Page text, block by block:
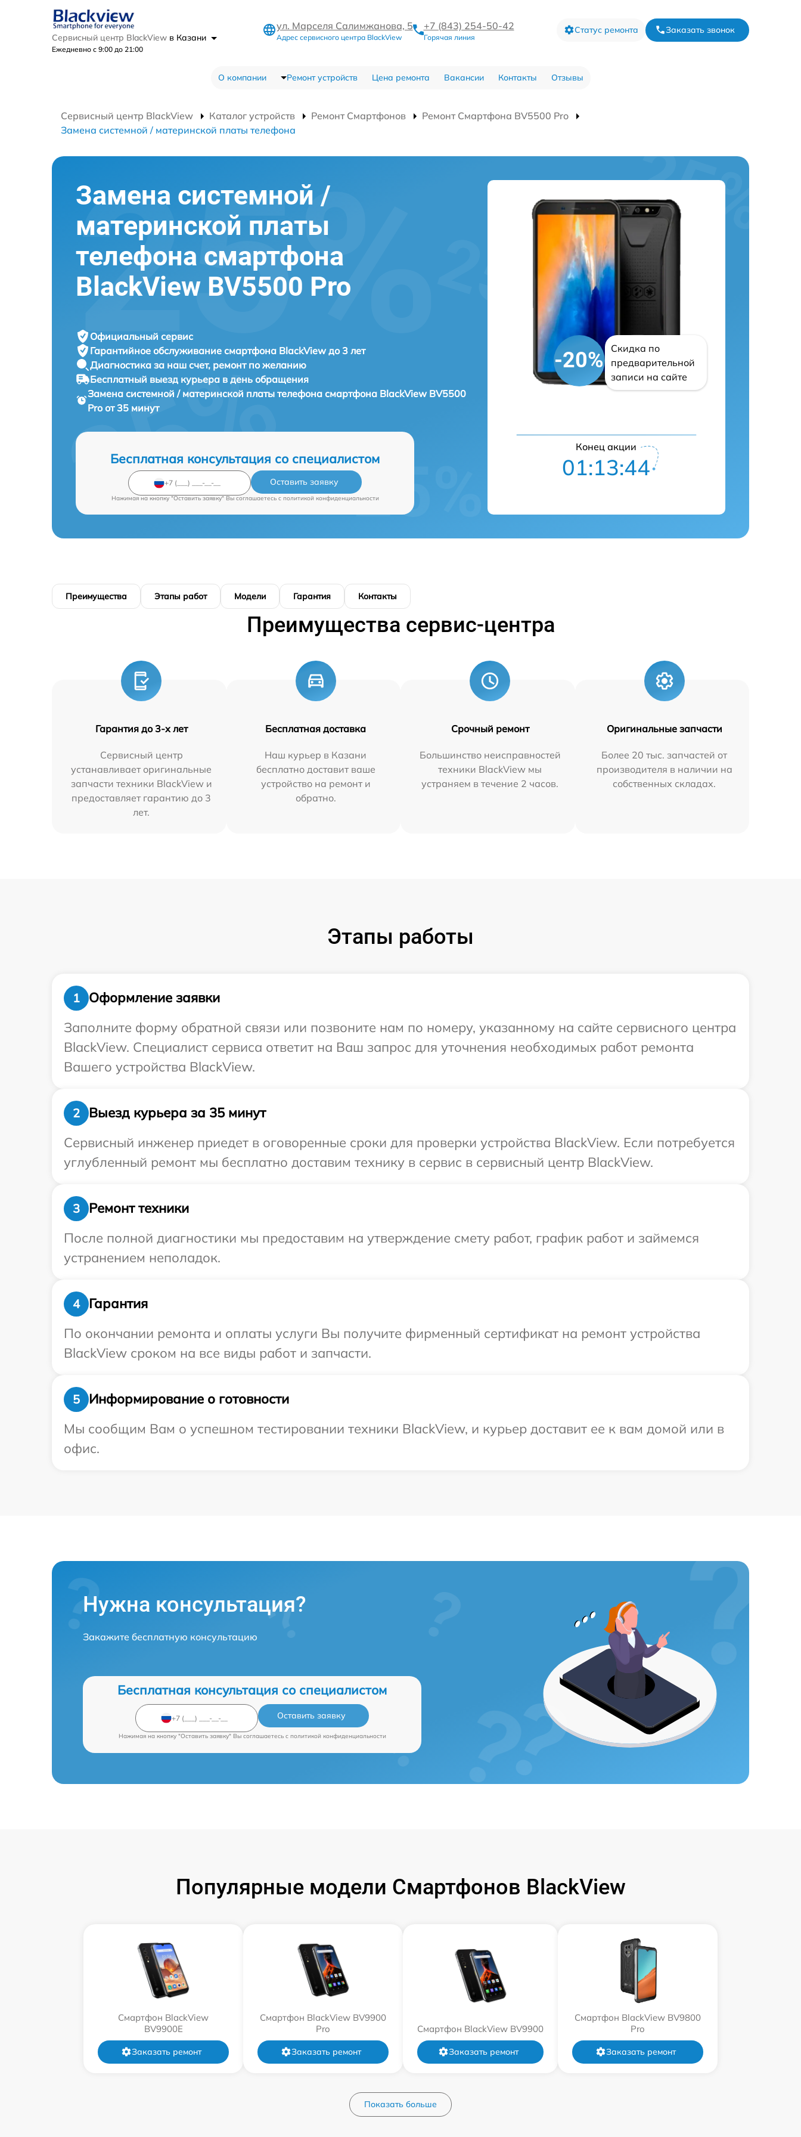
Сервисный центр BlackView в Казани
Ежедневно с 9:00 до 21:00
ул. Марселя Салимжанова, 5
Адрес сервисного центра BlackView
+7 (843) 254-50-42
Горячая линия
Статус ремонта Заказать звонок
О компании Ремонт устройств Цена ремонта Вакансии Контакты Отзывы
Сервисный центр BlackView Каталог устройств Ремонт Смартфонов
Ремонт Смартфона BV5500 Pro
Замена системной / материнской платы телефона
Замена системной /
материнской платы
телефона смартфона
BlackView BV5500 Pro
Официальный сервис
Гарантийное обслуживание смартфона BlackView до 3 лет
Диагностика за наш счет, ремонт по желанию
Бесплатный выезд курьера в день обращения
Замена системной / материнской платы телефона смартфона BlackView BV5500
Pro от 35 минут
Бесплатная консультация со специалистом
Оставить заявку
Нажимая на кнопку "Оставить заявку" Вы соглашаетесь c политикой конфиденциальности
-20%
Скидка по
предварительной
записи на сайте
Конец акции
01:13:43
Преимущества Этапы работ Модели Гарантия Контакты
Преимущества сервис-центра
Гарантия до 3-х лет
Сервисный центр
устанавливает оригинальные
запчасти техники BlackView и
предоставляет гарантию до 3
лет.
Бесплатная доставка
Наш курьер в Казани
бесплатно доставит ваше
устройство на ремонт и
обратно.
Срочный ремонт
Большинство неисправностей
техники BlackView мы
устраняем в течение 2 часов.
Оригинальные запчасти
Более 20 тыс. запчастей от
производителя в наличии на
собственных складах.
Этапы работы
1
Оформление заявки
Заполните форму обратной связи или позвоните нам по номеру, указанному на сайте сервисного центра
BlackView. Специалист сервиса ответит на Ваш запрос для уточнения необходимых работ ремонта
Вашего устройства BlackView.
2
Выезд курьера за 35 минут
Сервисный инженер приедет в оговоренные сроки для проверки устройства BlackView. Если потребуется
углубленный ремонт мы бесплатно доставим технику в сервис в сервисный центр BlackView.
3
Ремонт техники
После полной диагностики мы предоставим на утверждение смету работ, график работ и займемся
устранением неполадок.
4
Гарантия
По окончании ремонта и оплаты услуги Вы получите фирменный сертификат на ремонт устройства
BlackView сроком на все виды работ и запчасти.
5
Информирование о готовности
Мы сообщим Вам о успешном тестировании техники BlackView, и курьер доставит ее к вам домой или в
офис.
Нужна консультация?
Закажите бесплатную консультацию
Бесплатная консультация со специалистом
Оставить заявку
Нажимая на кнопку "Оставить заявку" Вы соглашаетесь c политикой конфиденциальности
Популярные модели Смартфонов BlackView
Смартфон BlackView
BV9900E
Заказать ремонт
Смартфон BlackView BV9900
Pro
Заказать ремонт
Смартфон BlackView BV9900
Заказать ремонт
Смартфон BlackView BV9800
Pro
Заказать ремонт
Показать больше